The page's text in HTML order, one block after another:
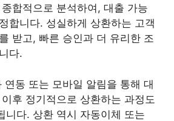
합적으로 분석하여, 대출 가능
합니다. 성실하게 상환하는 고객
받고, 빠른 승인과 더 유리한 조
다.
연동 또는 모바일 알림을 통해 대
후 정기적으로 상환하는 과정도
니다. 상환 역시 자동이체 또는